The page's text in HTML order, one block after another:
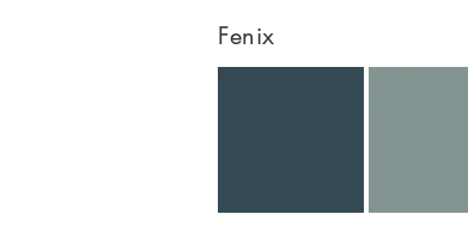
Fenix